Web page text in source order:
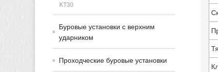
KT30
Буровые установки с верхним
ударником
Проходческие буровые установки